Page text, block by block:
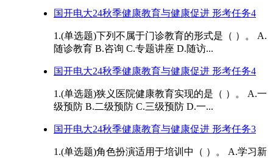
国开电大24秋季健康教育与健康促进 形考任务4
1.(单选题)下列不属于门诊教育的形式是（ ）。 A.
随诊教育 B.咨询 C.专题讲座 D.随访...
国开电大24秋季健康教育与健康促进 形考任务4
1.(单选题)狭义医院健康教育实现的是（ ）。 A.一
级预防 B.二级预防 C.三级预防 D.一...
国开电大24秋季健康教育与健康促进 形考任务3
1.(单选题)角色扮演适用于培训中（ ）。 A.学习新